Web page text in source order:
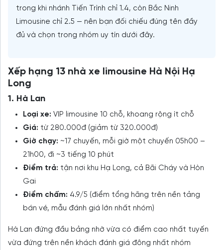
trong khi nhánh Tiến Trình chỉ 1.4, còn Bắc Ninh
Limousine chỉ 2.5 — nên bạn đối chiếu đúng tên đầy
đủ và chọn trong nhóm uy tín dưới đây.
Xếp hạng 13 nhà xe limousine Hà Nội Hạ
Long
1. Hà Lan
Loại xe: VIP limousine 10 chỗ, khoang rộng ít chỗ
Giá: từ 280.000đ (giảm từ 320.000đ)
Giờ chạy: ~17 chuyến, mỗi giờ một chuyến 05h00 –
21h00, đi ~3 tiếng 10 phút
Điểm trả: tận nơi khu Hạ Long, cả Bãi Cháy và Hòn
Gai
Điểm chấm: 4.9/5 (điểm tổng hãng trên nền tảng
bán vé, mẫu đánh giá lớn nhất nhóm)
Hà Lan đứng đầu bảng nhờ vừa có điểm cao nhất tuyến
vừa đứng trên nền khách đánh giá đông nhất nhóm